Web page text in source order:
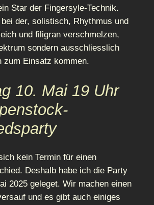
Star der Fingersyle-Technik.
der, solistisch, Rhythmus und
und filigran verschmelzen,
sondern ausschliesslich
zum Einsatz kommen.
10. Mai 19 Uhr
kein Termin für einen
Deshalb habe ich die Party
2025 geleget. Wir machen einen
und es gibt auch einiges